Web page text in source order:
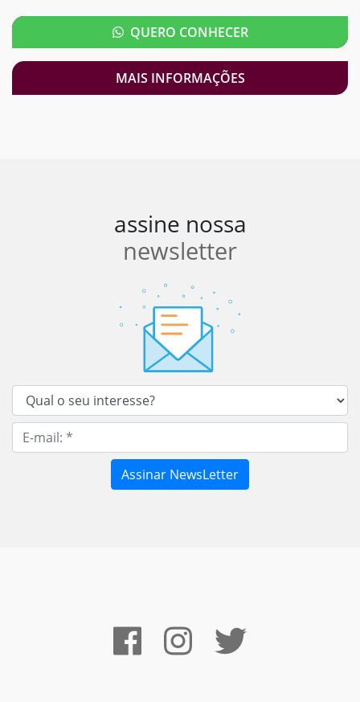
QUERO CONHECER
MAIS INFORMAÇÕES
assine nossa
newsletter